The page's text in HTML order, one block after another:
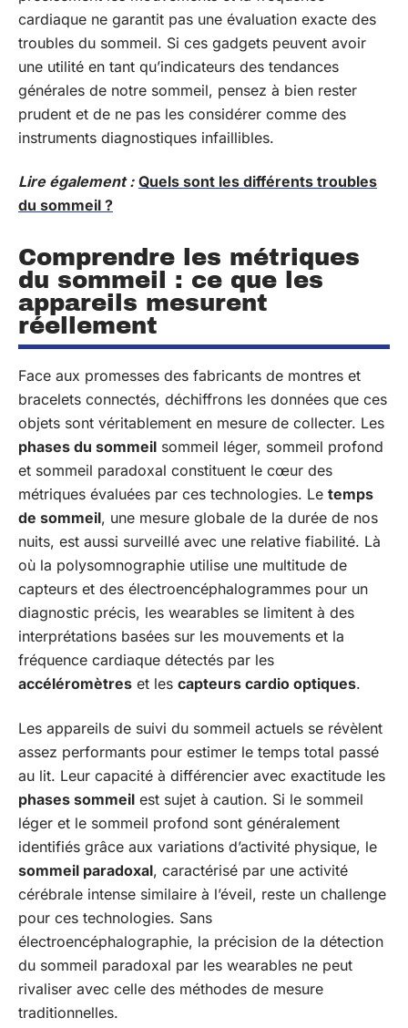
cardiaque ne garantit pas une évaluation exacte des
troubles du sommeil. Si ces gadgets peuvent avoir
une utilité en tant qu’indicateurs des tendances
générales de notre sommeil, pensez à bien rester
prudent et de ne pas les considérer comme des
instruments diagnostiques infaillibles.
Lire également : Quels sont les différents troubles
du sommeil ?
Comprendre les métriques
du sommeil : ce que les
appareils mesurent
réellement
Face aux promesses des fabricants de montres et
bracelets connectés, déchiffrons les données que ces
objets sont véritablement en mesure de collecter. Les
phases du sommeil sommeil léger, sommeil profond
et sommeil paradoxal constituent le cœur des
métriques évaluées par ces technologies. Le temps
de sommeil, une mesure globale de la durée de nos
nuits, est aussi surveillé avec une relative fiabilité. Là
où la polysomnographie utilise une multitude de
capteurs et des électroencéphalogrammes pour un
diagnostic précis, les wearables se limitent à des
interprétations basées sur les mouvements et la
fréquence cardiaque détectés par les
accéléromètres et les capteurs cardio optiques.
Les appareils de suivi du sommeil actuels se révèlent
assez performants pour estimer le temps total passé
au lit. Leur capacité à différencier avec exactitude les
phases sommeil est sujet à caution. Si le sommeil
léger et le sommeil profond sont généralement
identifiés grâce aux variations d’activité physique, le
sommeil paradoxal, caractérisé par une activité
cérébrale intense similaire à l’éveil, reste un challenge
pour ces technologies. Sans
électroencéphalographie, la précision de la détection
du sommeil paradoxal par les wearables ne peut
rivaliser avec celle des méthodes de mesure
traditionnelles.